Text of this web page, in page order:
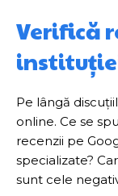
Verifică
Pe lângă
online. Ce se
recenzii pe
specializate?
sunt cele